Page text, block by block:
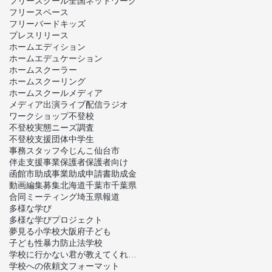
フリースペース
フリーバードキッズ
プレスリリース
ホームエディション
ホームエデュケーション
ホームスクーラー
ホームスクーリング
ホームスクールメディア
メディア出演ライブ配信ラジオ
ワークショップ不登校
不登校実態ニーズ調査
不登校支援団体中学生
事務スタッフ今じんこ仙台市
伴走支援事業保護者保護者向け
函館市助成事業助成申請書助成金
動画編集募集北海道千葉市千葉県
合同ミーティング埼玉県報道
多様な学び
多様な学びプロジェクト
夢見る小学校大阪府子ども
子ども性暴力防止法学校
学校に行かない君が教えてくれたこと
学校への依頼文フォーマット